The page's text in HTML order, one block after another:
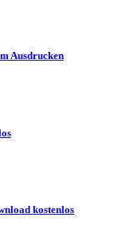
Ausdrucken
kostenlos